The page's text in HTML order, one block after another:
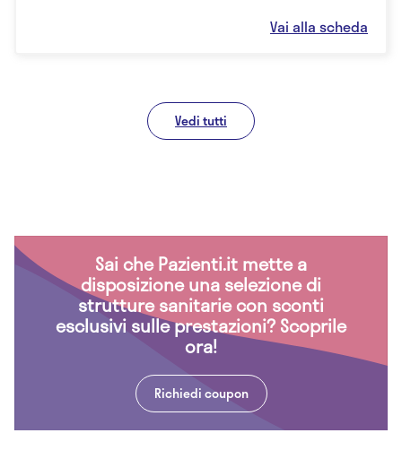
Vai alla scheda
Vedi tutti
Sai che Pazienti.it mette a
disposizione una selezione di
strutture sanitarie con sconti
esclusivi sulle prestazioni? Scoprile
ora!
Richiedi coupon